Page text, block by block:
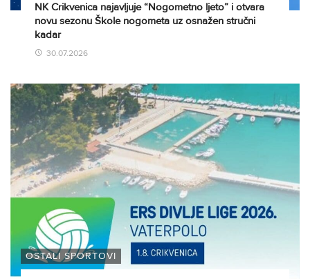
NK Crikvenica najavljuje “Nogometno ljeto” i otvara
novu sezonu Škole nogometa uz osnažen stručni
kadar
30.07.2026
OSTALI SPORTOVI